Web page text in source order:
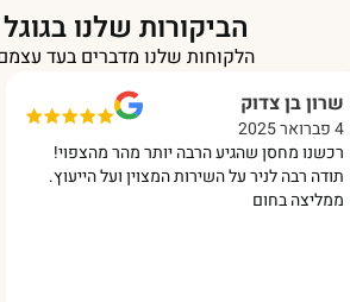
הביקורות שלנו בגוגל
הלקוחות שלנו מדברים בעד עצמם
בן צדוק
מחסן שהגיע הרבה יותר מהר מהצפוי!
רבה לניר על השירות המצוין ועל הייעוץ.
בחום